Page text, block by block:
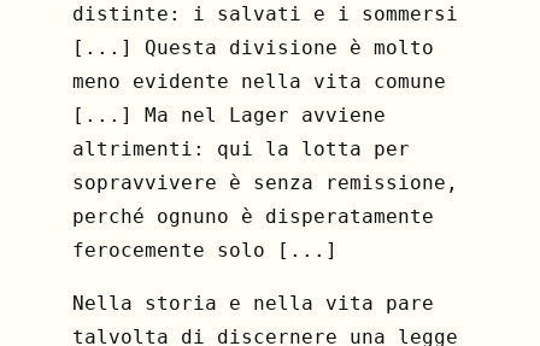
distinte: i salvati e i sommersi
[...] Questa divisione è molto
meno evidente nella vita comune
[...] Ma nel Lager avviene
altrimenti: qui la lotta per
sopravvivere è senza remissione,
perché ognuno è disperatamente
ferocemente solo [...]
Nella storia e nella vita pare
talvolta di discernere una legge